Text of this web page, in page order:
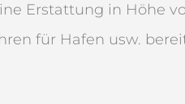
Erstattung in Höhe
für Hafen usw.